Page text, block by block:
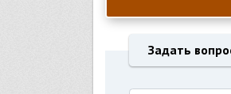
Задать